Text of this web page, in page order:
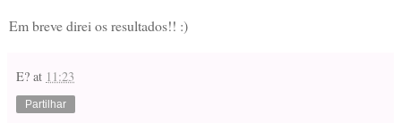
Em breve direi os resultados!! :)
E? at 11:23
Partilhar